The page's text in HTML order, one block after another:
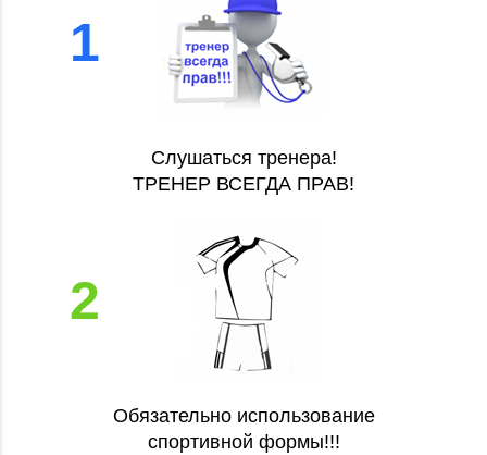
1
Слушаться тренера!
ТРЕНЕР ВСЕГДА ПРАВ!
2
Обязательно использование
спортивной формы!!!